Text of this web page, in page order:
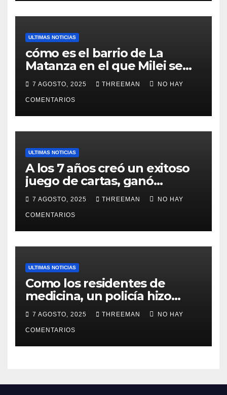
ULTIMAS NOTICIAS
cómo es el barrio de La
Matanza en el que Milei se
sacó la foto de lanzamiento
de campaña en provincia de
Buenos Aires
7 AGOSTO, 2025 THREEMAN NO HAY
COMENTARIOS
ULTIMAS NOTICIAS
A los 7 años creó un exitoso
juego de cartas, ganó
millones y ahora vendió la
idea para cumplir su sueño
7 AGOSTO, 2025 THREEMAN NO HAY
COMENTARIOS
ULTIMAS NOTICIAS
Como los residentes de
medicina, un policía hizo
trampa en un examen para
obtener un ascenso en Santa
Fe y fue suspendido
7 AGOSTO, 2025 THREEMAN NO HAY
COMENTARIOS